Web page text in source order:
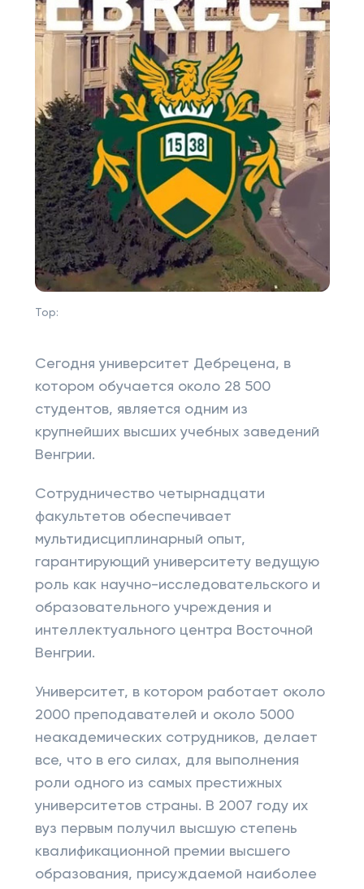
Top:
Сегодня университет Дебрецена, в
котором обучается около 28 500
студентов, является одним из
крупнейших высших учебных заведений
Венгрии.
Сотрудничество четырнадцати
факультетов обеспечивает
мультидисциплинарный опыт,
гарантирующий университету ведущую
роль как научно-исследовательского и
образовательного учреждения и
интеллектуального центра Восточной
Венгрии.
Университет, в котором работает около
2000 преподавателей и около 5000
неакадемических сотрудников, делает
все, что в его силах, для выполнения
роли одного из самых престижных
университетов страны. В 2007 году их
вуз первым получил высшую степень
квалификационной премии высшего
образования, присуждаемой наиболее